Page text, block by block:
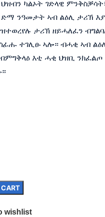
ካልኦት ገድላዊ
ንዓመታት ኣብ ልዕሊ ታሪኽ
ታሪኽ ዘይሓለፈን
ተገሊፁ ኣሎ። ብሓቂ ኣብ
እቲ ሓቂ ህዝቢ ንክፈልጦ
wishlist